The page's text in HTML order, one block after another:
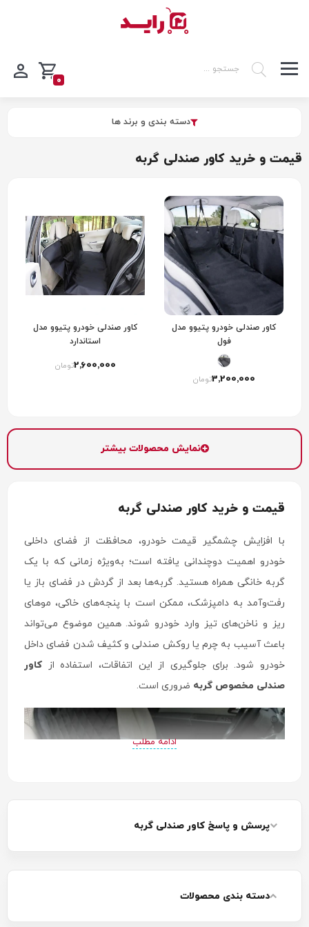
0
دسته بندی و برند ها
قیمت و خرید کاور صندلی گربه
کاور صندلی خودرو پتیوو مدل
فول
3٬200٬000تومان
کاور صندلی خودرو پتیوو مدل
استاندارد
2٬600٬000تومان
نمایش محصولات بیشتر
قیمت و خرید کاور صندلی گربه
با افزایش چشمگیر قیمت خودرو، محافظت از فضای داخلی
خودرو اهمیت دوچندانی یافته است؛ به‌ویژه زمانی که با یک
گربه خانگی همراه هستید. گربه‌ها بعد از گردش در فضای باز یا
رفت‌وآمد به دامپزشک، ممکن است با پنجه‌های خاکی، موهای
ریز و ناخن‌های تیز وارد خودرو شوند. همین موضوع می‌تواند
باعث آسیب به چرم یا روکش صندلی و کثیف شدن فضای داخل
خودرو شود. برای جلوگیری از این اتفاقات، استفاده از کاور
صندلی مخصوص گربه ضروری است.
ادامه مطلب
پرسش و پاسخ کاور صندلی گربه
دسته بندی محصولات